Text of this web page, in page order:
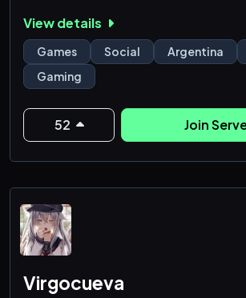
tenemos problemitas🤪 así que si te
identificado/a y vos también tenes
pasate, sos bienvenido🤗💌
atte: la chispa🍭
aguante argentina!!!!!!!!!🟦⬜🟦
View details
Games Social Argentina
Gaming
52 Join
Virgocueva